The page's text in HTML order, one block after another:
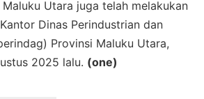
Utara juga telah melakukan
Dinas Perindustrian dan
Provinsi Maluku Utara,
2025 lalu. (one)